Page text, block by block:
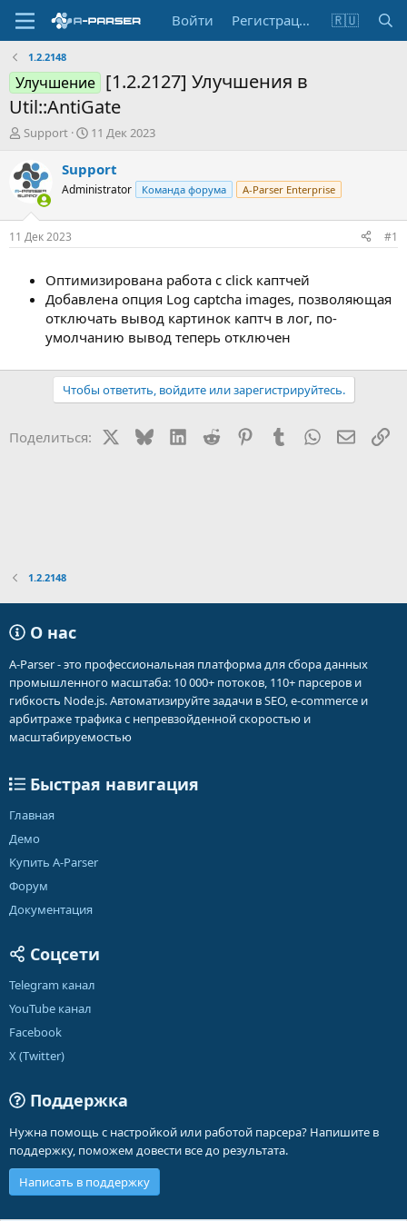
Войти Регистрация 🇷🇺
1.2.2148
Улучшение [1.2.2127] Улучшения в
Util::AntiGate
А
т
о
р
т
е
м
Support
Д
т
а
н
а
а
11 Дек 2023
Support
Administrator Команда форума A-Parser Enterprise
11 Дек 2023 #1
Оптимизирована работа с click каптчей
Добавлена опция Log captcha images, позволяющая
отключать вывод картинок каптч в лог, по-
умолчанию вывод теперь отключен
Чтобы ответить, войдите или зарегистрируйтесь.
Поделиться: BlueskyLinkedIn
Reddit PinterestTumblr WhatsApp
1.2.2148
О нас
A-Parser - это профессиональная платформа для сбора данных
промышленного масштаба: 10 000+ потоков, 110+ парсеров и
гибкость Node.js. Автоматизируйте задачи в SEO, e-commerce и
арбитраже трафика с непревзойденной скоростью и
масштабируемостью
Быстрая навигация
Главная
Демо
Купить A-Parser
Форум
Документация
Соцсети
Telegram канал
YouTube канал
Facebook
X (Twitter)
Поддержка
Нужна помощь с настройкой или работой парсера? Напишите в
поддержку, поможем довести все до результата.
Написать в поддержку